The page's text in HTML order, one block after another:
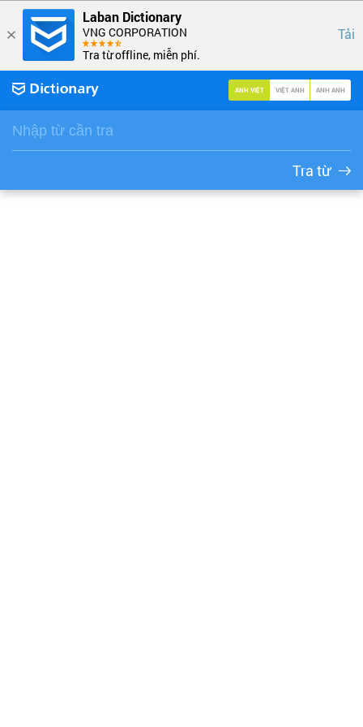
Laban Dictionary
VNG CORPORATION
Tra từ offline, miễn phí.
Tải
ANH VIỆT VIỆT ANH ANH ANH
Tra từ